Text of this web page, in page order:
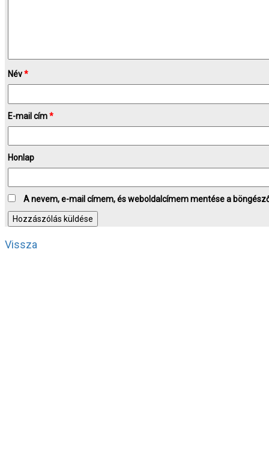
Név*
E-mail cím*
Honlap
A nevem, e-mail címem, és weboldalcímem mentése a
Vissza